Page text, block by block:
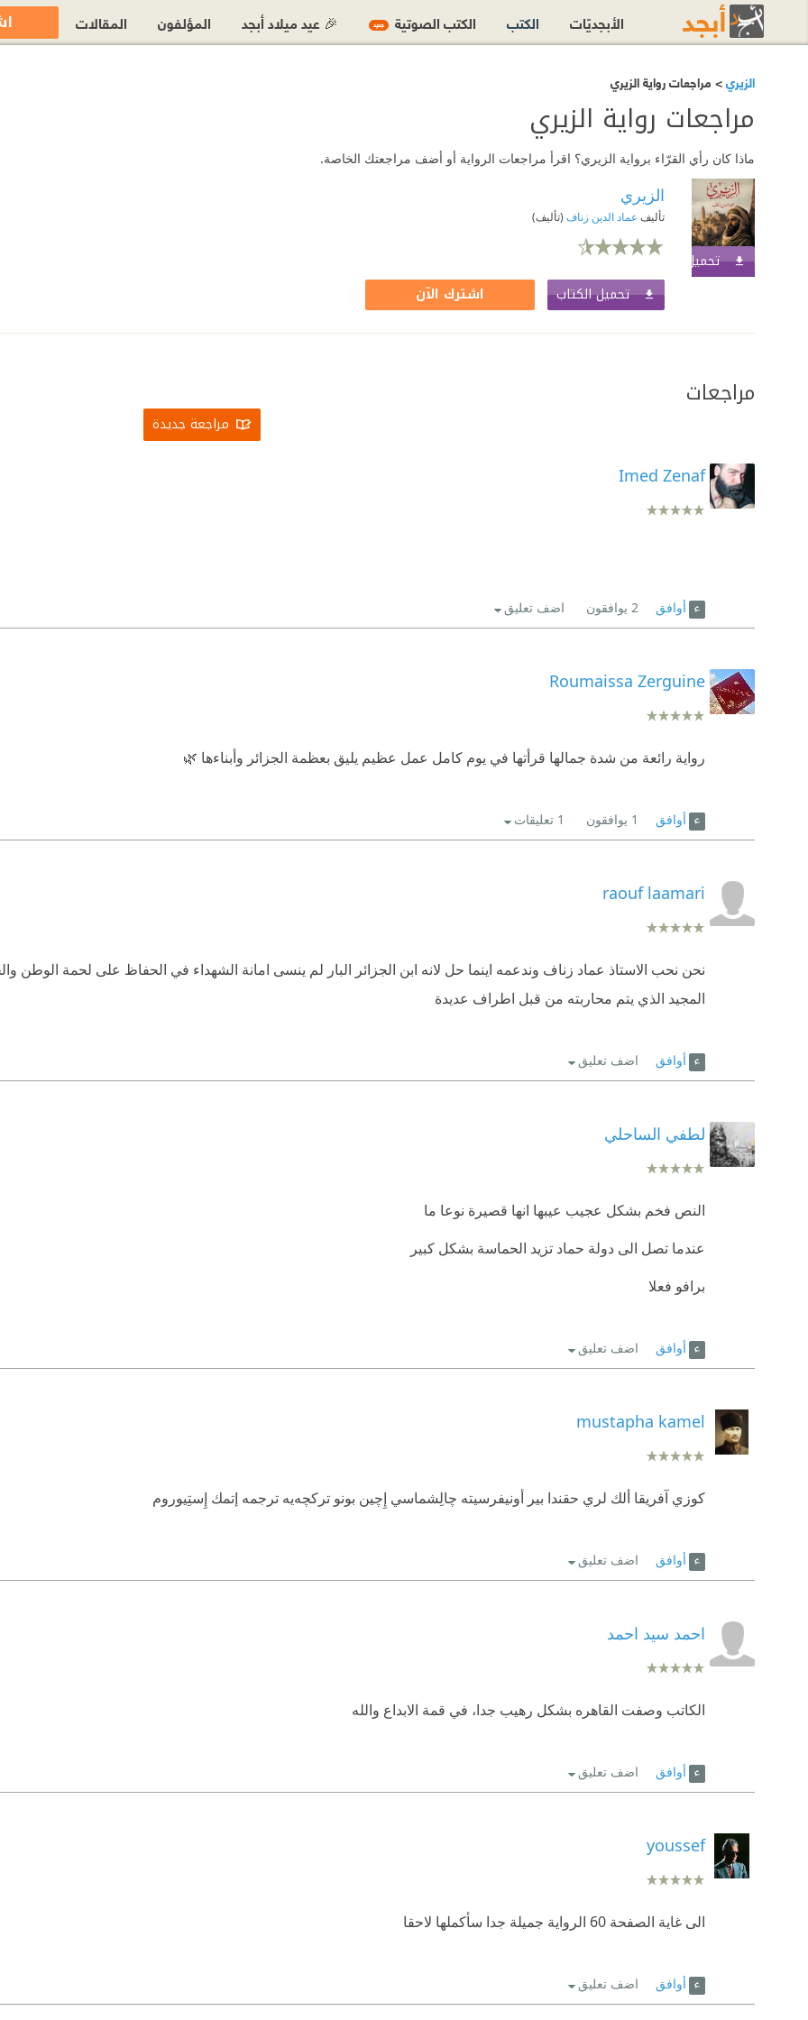
الزيري> مراجعات رواية الزيري
مراجعات رواية الزيري
ماذا كان رأي القرّاء برواية الزيري؟ اقرأ مراجعات الرواية أو أضف مراجعتك الخاصة.
تحميل الكتاب اشترك الآن
الزيري
تأليف عماد الدين زناف (تأليف)
تحميل الكتاب اشترك الآن
مراجعات
مراجعة جديدة
Imed Zenaf
أوافق 2 يوافقون اضف تعليق
Roumaissa Zerguine
رواية رائعة من شدة جمالها قرأتها في يوم كامل عمل عظيم يليق بعظمة الجزائر وأبناءها 🌿
أوافق 1 يوافقون 1 تعليقات
raouf laamari
نحن نحب الاستاذ عماد زناف وندعمه اينما حل لانه ابن الجزائر البار لم ينسى امانة الشهداء في الحفاظ على لحمة الوطن
المجيد الذي يتم محاربته من قبل اطراف عديدة
أوافق اضف تعليق
لطفي الساحلي
النص فخم بشكل عجيب عيبها انها قصيرة نوعا ما
عندما تصل الى دولة حماد تزيد الحماسة بشكل كبير
برافو فعلا
أوافق اضف تعليق
mustapha kamel
كوزي آفريقا ألك لري حقندا بير أونيفرسيته چالِشماسي إِچين بونو تركچه‌يه ترجمه إتمك إِستِيوروم
أوافق اضف تعليق
احمد سيد احمد
الكاتب وصفت القاهره بشكل رهيب جدا، في قمة الابداع والله
أوافق اضف تعليق
youssef
الى غاية الصفحة 60 الرواية جميلة جدا سأكملها لاحقا
أوافق اضف تعليق
الأبجديّات الكتب الكتب الصوتية جديد 🎉 عيد ميلاد أبجد المؤلفون المقالات